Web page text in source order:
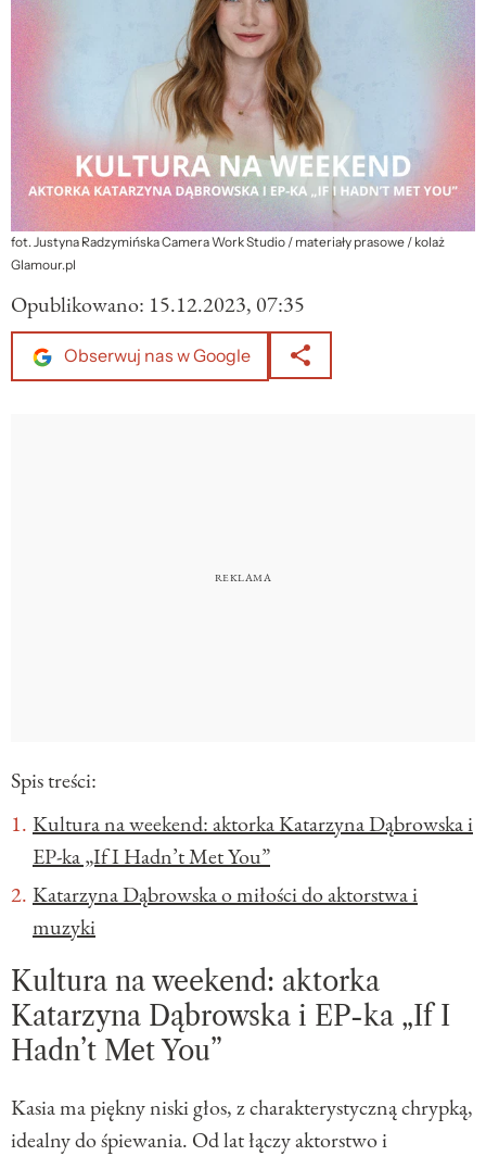
fot. Justyna Radzymińska Camera Work Studio / materiały prasowe / kolaż
Glamour.pl
Opublikowano: 15.12.2023, 07:35
Obserwuj nas w Google
Spis treści:
Kultura na weekend: aktorka Katarzyna Dąbrowska i
EP-ka „If I Hadn’t Met You”
Katarzyna Dąbrowska o miłości do aktorstwa i
muzyki
Kultura na weekend: aktorka
Katarzyna Dąbrowska i EP-ka „If I
Hadn’t Met You”
Kasia ma piękny niski głos, z charakterystyczną chrypką,
idealny do śpiewania. Od lat łączy aktorstwo i